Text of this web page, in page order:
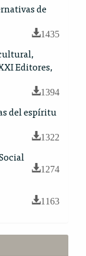
de
1435
Editores,
1394
del espíritu
1322
1274
1163